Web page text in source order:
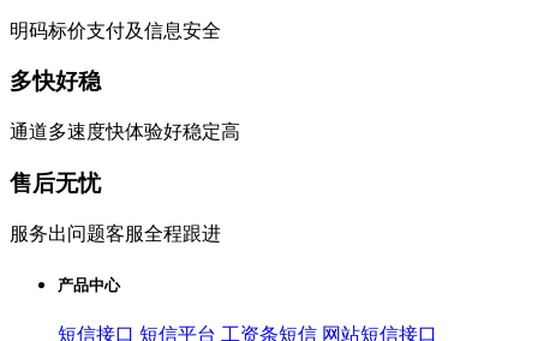
明码标价支付及信息安全
多快好稳
通道多速度快体验好稳定高
售后无忧
服务出问题客服全程跟进
产品中心
短信接口 短信平台 工资条短信 网站短信接口